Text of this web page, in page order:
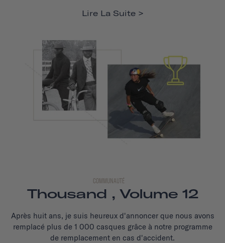
Lire La Suite
COMMUNAUTÉ
Thousand , Volume 12
Après huit ans, je suis heureux d'annoncer que nous avons
remplacé plus de 1 000 casques grâce à notre programme
de remplacement en cas d'accident.